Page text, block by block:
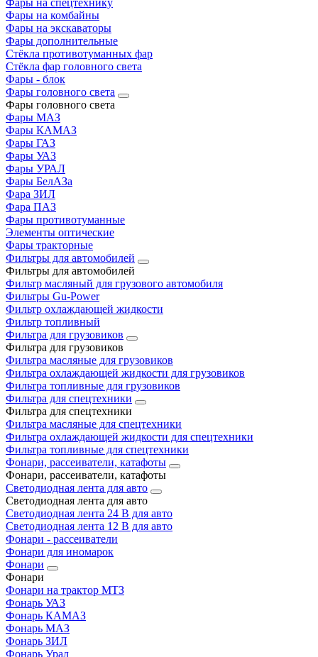
Фары на спецтехнику
Фары на комбайны
Фары на экскаваторы
Фары дополнительные
Стёкла противотуманных фар
Стёкла фар головного света
Фары - блок
Фары головного света
Фары головного света
Фары МАЗ
Фары КАМАЗ
Фары ГАЗ
Фары УАЗ
Фары УРАЛ
Фары БелАЗа
Фара ЗИЛ
Фара ПАЗ
Фары противотуманные
Элементы оптические
Фары тракторные
Фильтры для автомобилей
Фильтры для автомобилей
Фильтр масляный для грузового автомобиля
Фильтры Gu-Power
Фильтр охлаждающей жидкости
Фильтр топливный
Фильтра для грузовиков
Фильтра для грузовиков
Фильтра масляные для грузовиков
Фильтра охлаждающей жидкости для грузовиков
Фильтра топливные для грузовиков
Фильтра для спецтехники
Фильтра для спецтехники
Фильтра масляные для спецтехники
Фильтра охлаждающей жидкости для спецтехники
Фильтра топливные для спецтехники
Фонари, рассеиватели, катафоты
Фонари, рассеиватели, катафоты
Светодиодная лента для авто
Светодиодная лента для авто
Светодиодная лента 24 В для авто
Светодиодная лента 12 В для авто
Фонари - рассеиватели
Фонари для иномарок
Фонари
Фонари
Фонари на трактор МТЗ
Фонарь УАЗ
Фонарь КАМАЗ
Фонарь МАЗ
Фонарь ЗИЛ
Фонарь Урал